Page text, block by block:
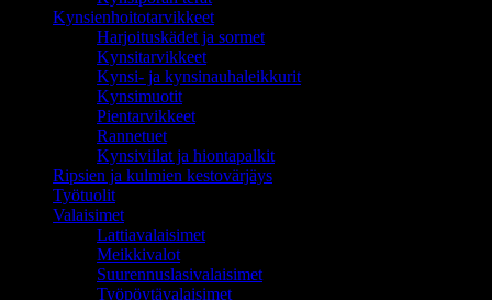
Kynsienhoitotarvikkeet
Harjoituskädet ja sormet
Kynsitarvikkeet
Kynsi- ja kynsinauhaleikkurit
Kynsimuotit
Pientarvikkeet
Rannetuet
Kynsiviilat ja hiontapalkit
Ripsien ja kulmien kestovärjäys
Työtuolit
Valaisimet
Lattiavalaisimet
Meikkivalot
Suurennuslasivalaisimet
Työpöytävalaisimet